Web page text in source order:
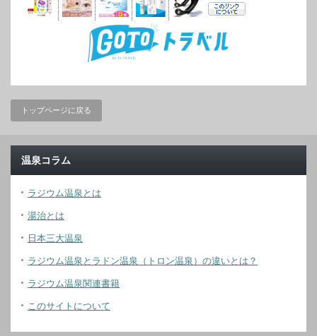
トップページに戻る
温泉コラム
ラジウム温泉とは
湯治とは
日本三大温泉
ラジウム温泉とラドン温泉（トロン温泉）の違いとは？
ラジウム温泉関連書籍
このサイトについて